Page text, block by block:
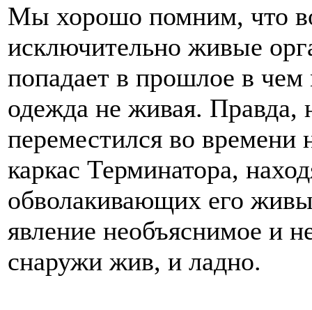
Мы хорошо помним, что
исключительно живые
попадает в прошлое в
одежда не живая. Правда,
переместился во времени
каркас Терминатора,
обволакивающих его
явление необъяснимое и
снаружи жив, и ладно.